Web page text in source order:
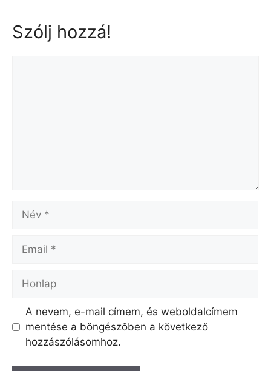
Szólj hozzá!
Név
Email
Honlap
A nevem, e-mail címem, és weboldalcímem
mentése a böngészőben a következő
hozzászólásomhoz.